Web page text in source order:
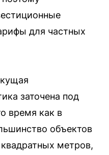
для частных
заточена под
время как в
объектов
метров,